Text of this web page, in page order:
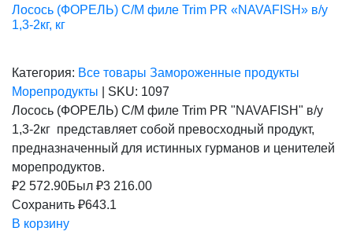
Лосось (ФОРЕЛЬ) С/М филе Trim PR «NAVAFISH» в/у
1,3-2кг, кг
Категория: Все товары Замороженные продукты
Морепродукты
SKU: 1097
Лосось (ФОРЕЛЬ) С/М филе Trim PR "NAVAFISH" в/у
1,3-2кг представляет собой превосходный продукт,
предназначенный для истинных гурманов и ценителей
морепродуктов.
₽2 572.90Был ₽3 216.00
Сохранить ₽643.1
В корзину